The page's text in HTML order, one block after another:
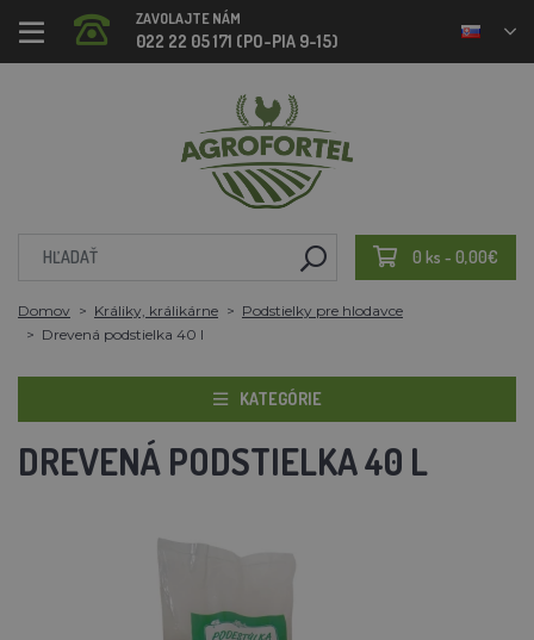
ZAVOLAJTE NÁM
022 22 05 171 (PO-PIA 9-15)
0 ks - 0,00€
Domov Králiky, králikárne
Podstielky pre hlodavce
Drevená podstielka 40 l
KATEGÓRIE
DREVENÁ PODSTIELKA 40 L